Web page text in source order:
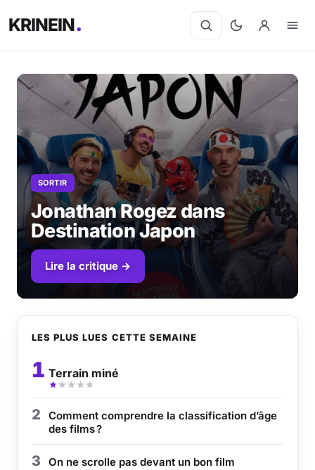
KRINEIN
SORTIR
Jonathan Rogez dans
Destination Japon
Lire la critique →
LES PLUS LUES CETTE SEMAINE
1 Terrain miné
2
Comment comprendre la classification d’âge
des films ?
3 On ne scrolle pas devant un bon film